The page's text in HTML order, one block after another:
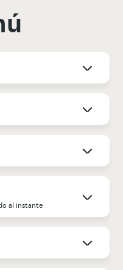
al instante